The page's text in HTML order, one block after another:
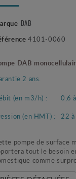
DAB
4101-0060
DAB
2 ans.
(en m3/h) :
0,6
(en HMT) :
22
pompe de surface
tout le besoin
comme